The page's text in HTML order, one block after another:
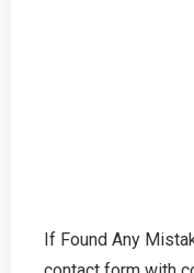
If Found Any